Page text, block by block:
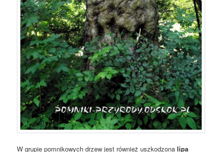
W grupie pomnikowych drzew jest również uszkodzonalipa